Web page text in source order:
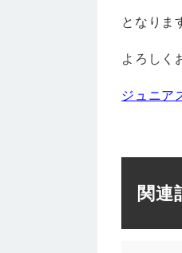
となりま
よろしく
ジュニア
関連